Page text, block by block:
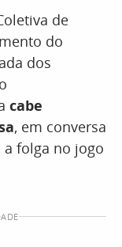
de
do
dos
cabe
, em conversa
folga no jogo